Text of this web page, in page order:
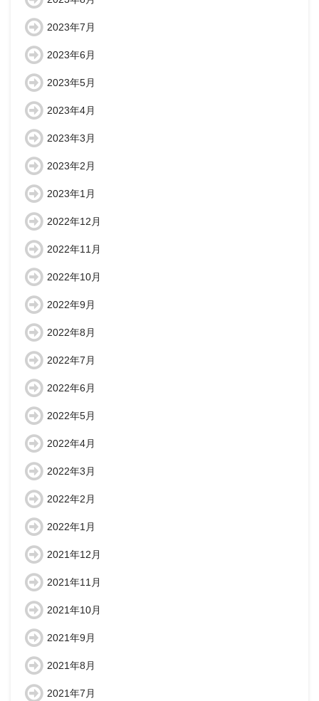
2023年7月
2023年6月
2023年5月
2023年4月
2023年3月
2023年2月
2023年1月
2022年12月
2022年11月
2022年10月
2022年9月
2022年8月
2022年7月
2022年6月
2022年5月
2022年4月
2022年3月
2022年2月
2022年1月
2021年12月
2021年11月
2021年10月
2021年9月
2021年8月
2021年7月